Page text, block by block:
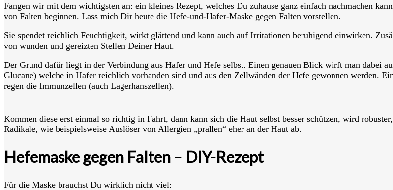
Fangen wir mit dem wichtigsten an: ein kleines Rezept, welches Du zuhause ganz einfach nachmachen
von Falten beginnen. Lass mich Dir heute die Hefe-und-Hafer-Maske gegen Falten vorstellen.
Sie spendet reichlich Feuchtigkeit, wirkt glättend und kann auch auf Irritationen beruhigend einwirken.
von wunden und gereizten Stellen Deiner Haut.
Der Grund dafür liegt in der Verbindung aus Hafer und Hefe selbst. Einen genauen Blick wirft man dabei
Glucane) welche in Hafer reichlich vorhanden sind und aus den Zellwänden der Hefe gewonnen werden.
regen die Immunzellen (auch Lagerhanszellen).
Kommen diese erst einmal so richtig in Fahrt, dann kann sich die Haut selbst besser schützen, wird
Radikale, wie beispielsweise Auslöser von Allergien „prallen“ eher an der Haut ab.
Hefemaske gegen Falten – DIY-Rezept
Für die Maske brauchst Du wirklich nicht viel: